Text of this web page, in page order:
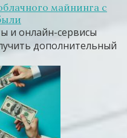
майнинга с
и онлайн-сервисы
дополнительный